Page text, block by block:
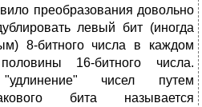
преобразования довольно
левый бит (иногда
8-битного числа в каждом
16-битного числа.
чисел путем
бита называется